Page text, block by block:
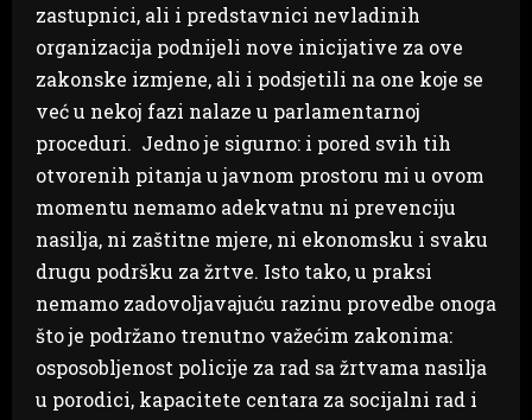
zastupnici, ali i predstavnici nevladinih
organizacija podnijeli nove inicijative za ove
zakonske izmjene, ali i podsjetili na one koje se
već u nekoj fazi nalaze u parlamentarnoj
proceduri. Jedno je sigurno: i pored svih tih
otvorenih pitanja u javnom prostoru mi u ovom
momentu nemamo adekvatnu ni prevenciju
nasilja, ni zaštitne mjere, ni ekonomsku i svaku
drugu podršku za žrtve. Isto tako, u praksi
nemamo zadovoljavajuću razinu provedbe onoga
što je podržano trenutno važećim zakonima:
osposobljenost policije za rad sa žrtvama nasilja
u porodici, kapacitete centara za socijalni rad i